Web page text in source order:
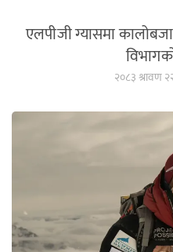
एलपीजी ग्यासमा
२०८३ श्रावण